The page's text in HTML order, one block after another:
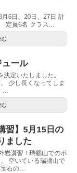
6日、20日、27日 計
定員6名 クラス...
む
ール
定いたしました。
少し長くなってしま
...
む
習】5月15日の
ました
講習！瑞牆山でのボ
空いている瑞牆山で
石の...